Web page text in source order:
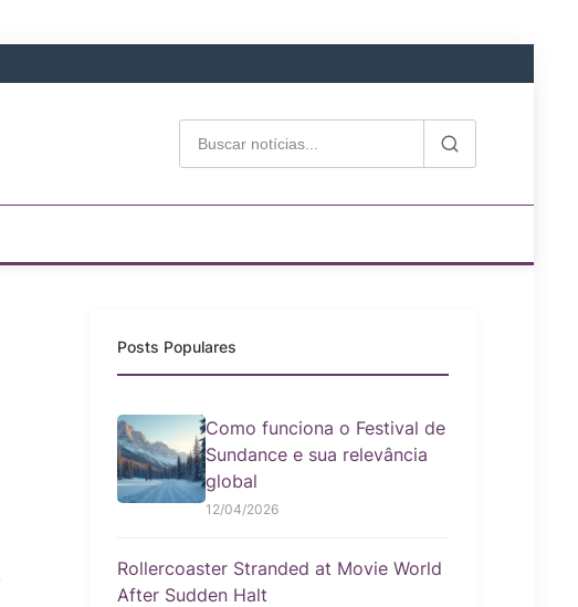
Posts Populares
Como funciona o Festival de
Sundance e sua relevância
global
12/04/2026
Rollercoaster Stranded at Movie World
After Sudden Halt